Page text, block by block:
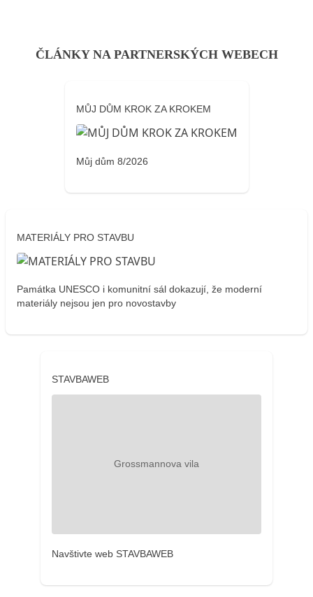
ČLÁNKY NA PARTNERSKÝCH WEBECH
MŮJ DŮM KROK ZA KROKEM
Můj dům 8/2026
MATERIÁLY PRO STAVBU
Památka UNESCO i komunitní sál dokazují, že moderní
materiály nejsou jen pro novostavby
STAVBAWEB
Navštivte web STAVBAWEB